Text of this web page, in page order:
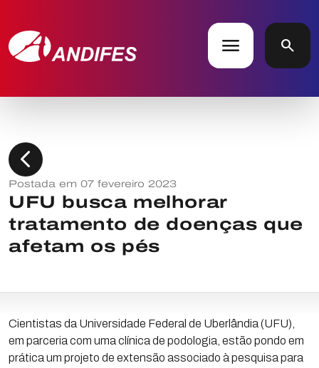
menu search
chevron_left
Postada em 07 fevereiro 2023
UFU busca melhorar
tratamento de doenças que
afetam os pés
Cientistas da Universidade Federal de Uberlândia (UFU),
em parceria com uma clínica de podologia, estão pondo em
prática um projeto de extensão associado à pesquisa para